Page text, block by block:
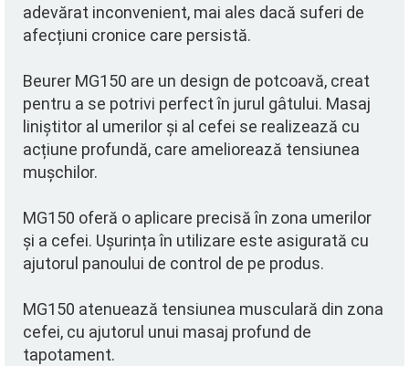
adevărat inconvenient, mai ales dacă suferi de
afecțiuni cronice care persistă.
Beurer MG150 are un design de potcoavă, creat
pentru a se potrivi perfect în jurul gâtului. Masaj
liniștitor al umerilor și al cefei se realizează cu
acțiune profundă, care ameliorează tensiunea
mușchilor.
MG150 oferă o aplicare precisă în zona umerilor
și a cefei. Ușurința în utilizare este asigurată cu
ajutorul panoului de control de pe produs.
MG150 atenuează tensiunea musculară din zona
cefei, cu ajutorul unui masaj profund de
tapotament.